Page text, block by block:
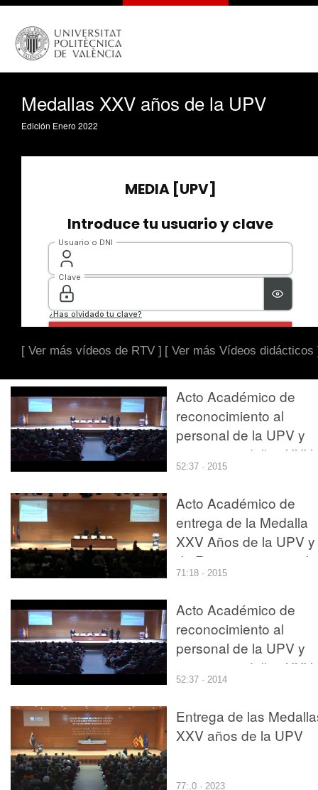
Medallas XXV años de la UPV
Edición Enero 2022
[ Ver más vídeos de RTV ] [ Ver más Vídeos didácticos
Acto Académico de
reconocimiento al
personal de la UPV y
entrega medallas XXV
años 2014
52:37 · 2015
Acto Académico de
entrega de la Medalla
XXV Años de la UPV y
de Reconocimiento al
Personal Jubilado
71:18 · 2015
Acto Académico de
reconocimiento al
personal de la UPV y
entrega medallas XXV
años 2014
52:37 · 2014
Entrega de las
XXV años de la UPV
77:,0 · 2023